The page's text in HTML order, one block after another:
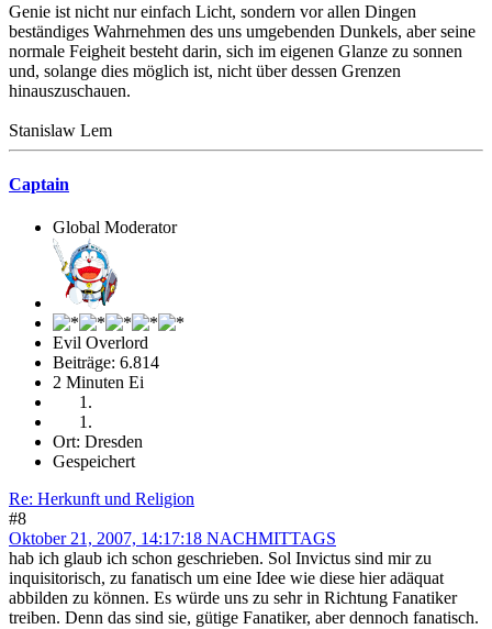
Genie ist nicht nur einfach Licht, sondern vor allen Dingen
beständiges Wahrnehmen des uns umgebenden Dunkels, aber seine
normale Feigheit besteht darin, sich im eigenen Glanze zu sonnen
und, solange dies möglich ist, nicht über dessen Grenzen
hinauszuschauen.
Stanislaw Lem
Captain
Global Moderator
Evil Overlord
Beiträge: 6.814
2 Minuten Ei
Ort: Dresden
Gespeichert
Re: Herkunft und Religion
#8
Oktober 21, 2007, 14:17:18 NACHMITTAGS
hab ich glaub ich schon geschrieben. Sol Invictus sind mir zu
inquisitorisch, zu fanatisch um eine Idee wie diese hier adäquat
abbilden zu können. Es würde uns zu sehr in Richtung Fanatiker
treiben. Denn das sind sie, gütige Fanatiker, aber dennoch fanatisch.